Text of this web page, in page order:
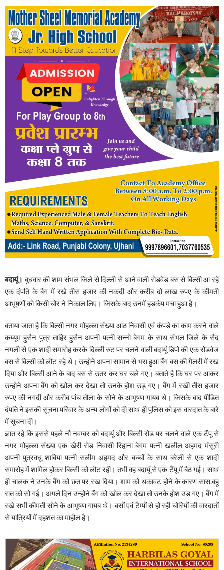
बदायूं। बुधवार की शाम संभल जिले से दिल्ली से आने वाली रोडवेड बस से बिल्सी आ रहे
एक दंपति के बैग में रखे तीस हजार की नकदी और करीब दो लाख रुपए के कीमती
आभूषणों को किसी चोर ने निकाल लिए। जिसके बाद उनमें हड़कंप मचा हुआ है।
बताया जाता है कि बिल्सी नगर मोहल्ला संख्या आठ निवासी एवं कंपड़े का काम करने वाले
कय्यूम हुसैन पुत्र ताहिर हुसैन अपनी पत्नी सन्नो बेगम के साथ संभल जिले के सैद
नगली से एक शादी समारोह करके दिल्ली रुट पर चलने वाली बदायूं डिपो की एक रोडवेज
बस से बिल्सी को लौट रहे थे। उन्होने अपना सामान से भरा हुआ बैंग बस की गैलरी में रख
दिया और बिल्सी आने के बाद बस से उतर कर घर चले गए। बताते है कि घर पर आकर
उन्होने अपना बैंग को खोल कर देखा तो उनके होश उड़ गए। बैंग में रखी तीस हजार
रुपए की नगदी और करीब पांच तौला के सोने के आभूषण गायब थे। जिसके बाद पीडित
दंपति ने इसकी सूचना परिवार के अन्य लोगों को दी साथ ही पुलिस को इस वारदात के बारे
में सूचना दी।
ज्ञात रहे कि इससे पहले नौ नवम्बर को बदायूं और बिल्सी रोड पर चलने वाले एक टैंपू से
नगर मोहल्ला संख्या एक खैरी रोड निवासी रिहाना बेगम पत्नी खलील अहमद मंसूरी
अपनी पुत्रवधू शाबिया पत्नी सलीम अहमद और बच्चों के साथ बरेली से एक शादी
समारोह में शामिल होकर बिल्सी को लौट रही। तभी वह बदायूं से एक टैंपू में बैठ गई। साथ
ही चालक ने उनके बैंग को छत पर रख दिया। शाम को थकावट होने के कारण सास.बहू
रात को सो गई। अगले दिन उन्होने बैंग को खोल कर देखा तो उनके होश उड़ गए। बैंग में
रखे सभी कीमती सोने के आभूषण गायब थे। बसों एवं टैम्पों से हो रही चोरियों की वारदातों
से यात्रियों में दहशत का माहौल है।